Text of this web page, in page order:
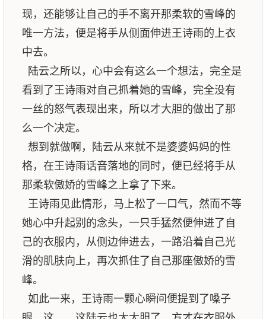
现，还能够让自己的手不离开那柔软的雪峰的
唯一方法，便是将手从侧面伸进王诗雨的上衣
中去。
陆云之所以，心中会有这么一个想法，完全是
看到了王诗雨对自己抓着她的雪峰，完全没有
一丝的怒气表现出来，所以才大胆的做出了那
么一个决定。
想到就做啊，陆云从来就不是婆婆妈妈的性
格，在王诗雨话音落地的同时，便已经将手从
那柔软傲娇的雪峰之上拿了下来。
王诗雨见此情形，马上松了一口气，然而不等
她心中升起别的念头，一只手猛然便伸进了自
己的衣服内，从侧边伸进去，一路沿着自己光
滑的肌肤向上，再次抓住了自己那座傲娇的雪
峰。
如此一来，王诗雨一颗心瞬间便提到了嗓子